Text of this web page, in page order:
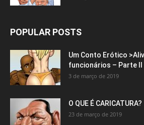
POPULAR POSTS
Um Conto Erótico
funcionários – Parte II
3 de março de 2019
O QUE É CARICATURA?
23 de março de 2019